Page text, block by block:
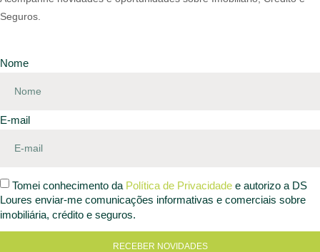
Seguros.
Nome
E-mail
Tomei conhecimento da Política de Privacidade e autorizo a DS
Loures enviar-me comunicações informativas e comerciais sobre
imobiliária, crédito e seguros.
RECEBER NOVIDADES